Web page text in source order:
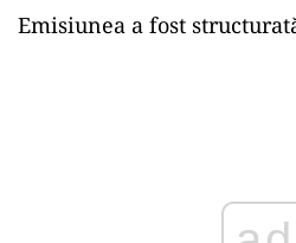
Emisiunea a fost